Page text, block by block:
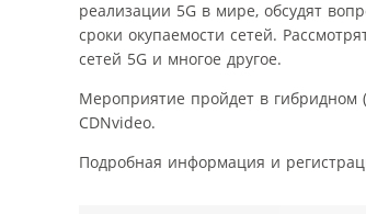
реализации 5G в мире, обсудят
сроки окупаемости сетей.
сетей 5G и многое другое.
Мероприятие пройдет в гибридном
CDNvideo.
Подробная информация и